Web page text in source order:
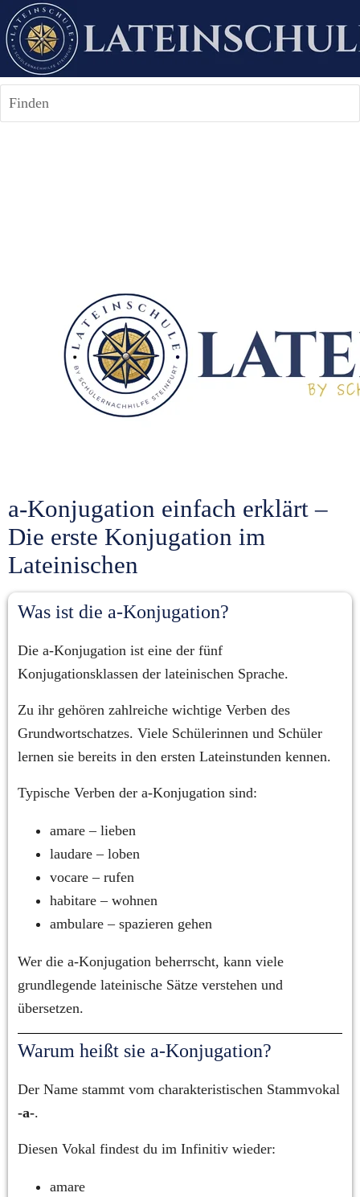
Finden
a-Konjugation einfach erklärt –
Die erste Konjugation im
Lateinischen
Was ist die a-Konjugation?
Die a-Konjugation ist eine der fünf
Konjugationsklassen der lateinischen Sprache.
Zu ihr gehören zahlreiche wichtige Verben des
Grundwortschatzes. Viele Schülerinnen und Schüler
lernen sie bereits in den ersten Lateinstunden kennen.
Typische Verben der a-Konjugation sind:
amare – lieben
laudare – loben
vocare – rufen
habitare – wohnen
ambulare – spazieren gehen
Wer die a-Konjugation beherrscht, kann viele
grundlegende lateinische Sätze verstehen und
übersetzen.
Warum heißt sie a-Konjugation?
-a-.
Diesen Vokal findest du im Infinitiv wieder:
amare